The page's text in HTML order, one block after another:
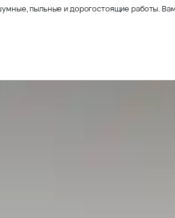
пыльные и дорогостоящие работы.